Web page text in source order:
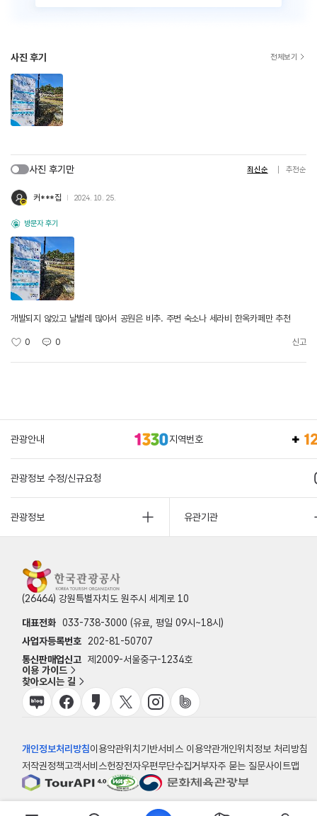
사진 후기 전체보기
사진 후기만 최신순 추천순
커***집 2024. 10. 25.
방문자 후기
개발되지 않았고 날벌레 많아서 공원은 비추. 주변 숙소나 세라비 한옥카페만 추천
0 0 신고
관광안내 지역번호
관광정보 수정/신규요청
관광정보 유관기관
(26464) 강원특별자치도 원주시 세계로 10
대표전화 033-738-3000 (유료, 평일 09시~18시)
사업자등록번호
202-81-50707
통신판매업신고 제2009-서울중구-1234호
이용 가이드
찾아오시는 길
개인정보처리방침이용약관위치기반서비스 이용약관개인위치정보 처리방침
저작권정책고객서비스헌장전자우편무단수집거부자주 묻는 질문사이트맵
© 한국관광공사